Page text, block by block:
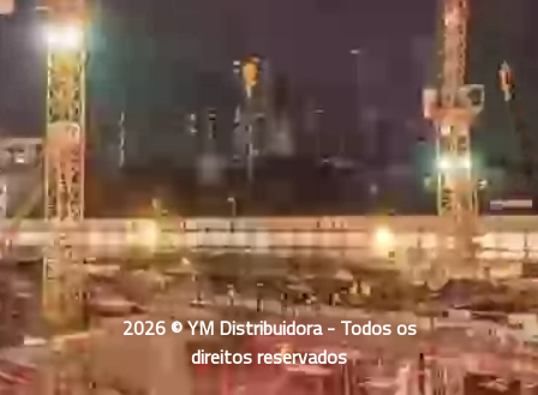
2026 © YM Distribuidora - Todos os
direitos reservados